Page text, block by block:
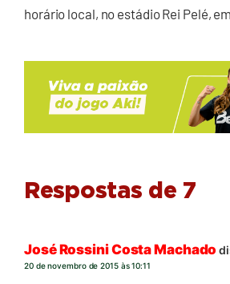
horário local, no estádio Rei Pelé,
Respostas de 7
José Rossini Costa Machado
20 de novembro de 2015 às 10:11